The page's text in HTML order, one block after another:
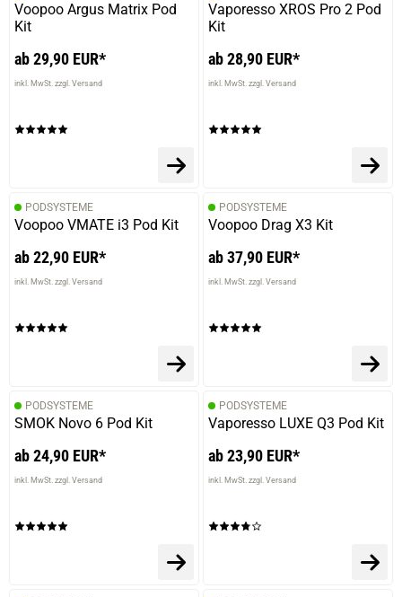
Voopoo Argus Matrix Pod
Kit
ab 29,90 EUR*
inkl. MwSt. zzgl. Versand
Vaporesso XROS Pro 2 Pod
Kit
ab 28,90 EUR*
inkl. MwSt. zzgl. Versand
PODSYSTEME
Voopoo VMATE i3 Pod Kit
ab 22,90 EUR*
inkl. MwSt. zzgl. Versand
PODSYSTEME
Voopoo Drag X3 Kit
ab 37,90 EUR*
inkl. MwSt. zzgl. Versand
PODSYSTEME
SMOK Novo 6 Pod Kit
ab 24,90 EUR*
inkl. MwSt. zzgl. Versand
PODSYSTEME
Vaporesso LUXE Q3 Pod Kit
ab 23,90 EUR*
inkl. MwSt. zzgl. Versand